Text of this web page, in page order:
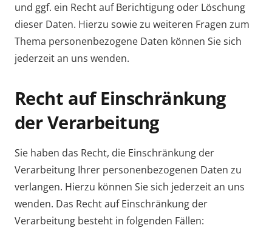
und ggf. ein Recht auf Berichtigung oder Löschung
dieser Daten. Hierzu sowie zu weiteren Fragen zum
Thema personenbezogene Daten können Sie sich
jederzeit an uns wenden.
Recht auf Einschränkung
der Verarbeitung
Sie haben das Recht, die Einschränkung der
Verarbeitung Ihrer personenbezogenen Daten zu
verlangen. Hierzu können Sie sich jederzeit an uns
wenden. Das Recht auf Einschränkung der
Verarbeitung besteht in folgenden Fällen: